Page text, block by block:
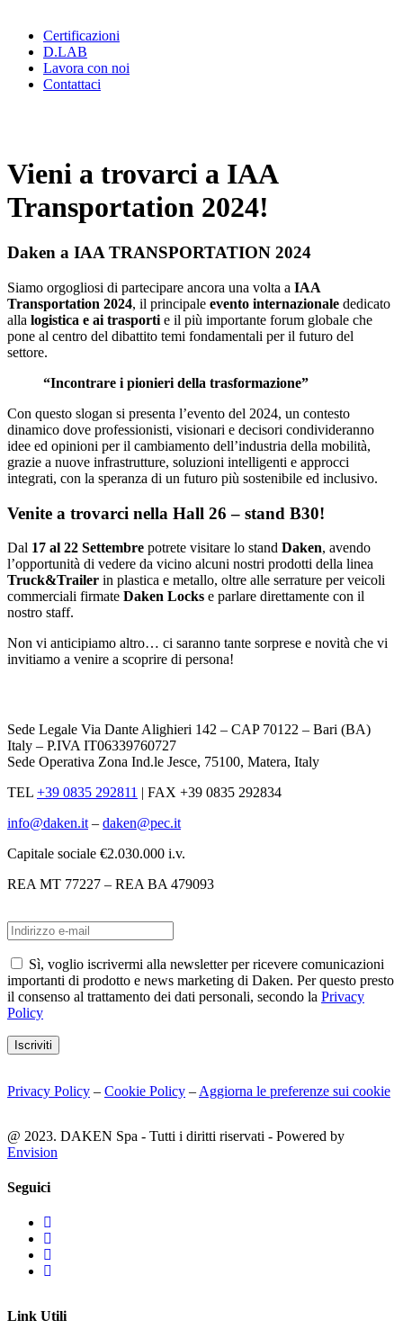
Certificazioni
D.LAB
Lavora con noi
Contattaci
Vieni a trovarci a IAA
Transportation 2024!
Daken a IAA TRANSPORTATION 2024
Siamo orgogliosi di partecipare ancora una volta a IAA
Transportation 2024, il principale evento internazionale dedicato
alla logistica e ai trasporti e il più importante forum globale che
pone al centro del dibattito temi fondamentali per il futuro del
settore.
“Incontrare i pionieri della trasformazione”
Con questo slogan si presenta l’evento del 2024, un contesto
dinamico dove professionisti, visionari e decisori condivideranno
idee ed opinioni per il cambiamento dell’industria della mobilità,
grazie a nuove infrastrutture, soluzioni intelligenti e approcci
integrati, con la speranza di un futuro più sostenibile ed inclusivo.
Venite a trovarci nella Hall 26 – stand B30!
Dal 17 al 22 Settembre potrete visitare lo stand Daken, avendo
l’opportunità di vedere da vicino alcuni nostri prodotti della linea
Truck&Trailer in plastica e metallo, oltre alle serrature per veicoli
commerciali firmate Daken Locks e parlare direttamente con il
nostro staff.
Non vi anticipiamo altro… ci saranno tante sorprese e novità che vi
invitiamo a venire a scoprire di persona!
Sede Legale Via Dante Alighieri 142 – CAP 70122 – Bari (BA)
Italy – P.IVA IT06339760727
Sede Operativa Zona Ind.le Jesce, 75100, Matera, Italy
TEL +39 0835 292811 | FAX +39 0835 292834
info@daken.it – daken@pec.it
Capitale sociale €2.030.000 i.v.
REA MT 77227 – REA BA 479093
Sì, voglio iscrivermi alla newsletter per ricevere comunicazioni
importanti di prodotto e news marketing di Daken. Per questo presto
il consenso al trattamento dei dati personali, secondo la Privacy
Policy
Iscriviti
Privacy Policy – Cookie Policy – Aggiorna le preferenze sui cookie
@ 2023. DAKEN Spa - Tutti i diritti riservati - Powered by
Envision
Seguici
Link Utili